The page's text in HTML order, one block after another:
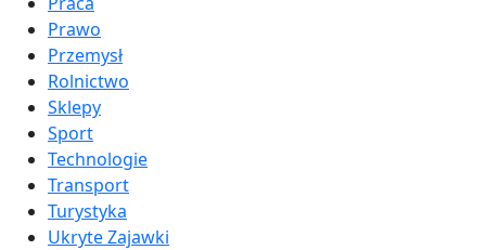
Prawo
Przemysł
Rolnictwo
Sklepy
Sport
Technologie
Transport
Turystyka
Ukryte Zajawki